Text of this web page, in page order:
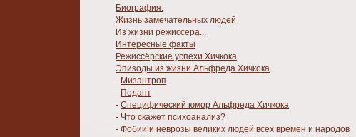
Биография.
Жизнь замечательных людей
Из жизни режиссера...
Интересные факты
Режиссёрские успехи Хичкока
Эпизоды из жизни Альфреда Хичкока
- Мизантроп
- Педант
- Специфический юмор Альфреда Хичкока
- Что скажет психоанализ?
- Фобии и неврозы великих людей всех времен и народов